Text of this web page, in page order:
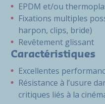
EPDM et/ou
Fixations multiples
harpon, clips, bride)
Revêtement glissant
Caractéristiques
Excellentes
Résistance à l’usure
critiques liés à la